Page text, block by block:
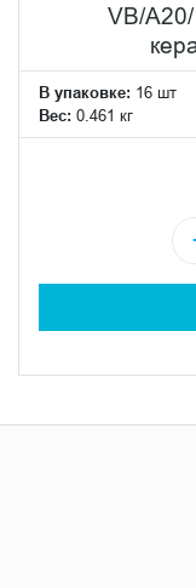
VB/
В упаковке: 16 шт
Вес: 0.461 кг